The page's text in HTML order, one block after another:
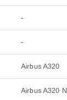
-
-
Airbus A320
Airbus A320 N